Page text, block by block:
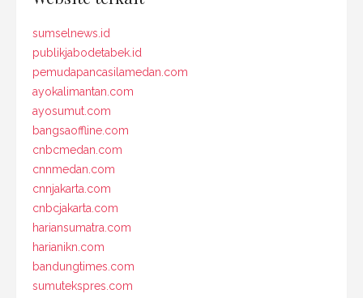
sumselnews.id
publikjabodetabek.id
pemudapancasilamedan.com
ayokalimantan.com
ayosumut.com
bangsaoffline.com
cnbcmedan.com
cnnmedan.com
cnnjakarta.com
cnbcjakarta.com
hariansumatra.com
harianikn.com
bandungtimes.com
sumutekspres.com